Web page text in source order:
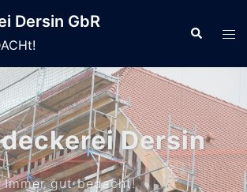
Dersin GbR
Unser Team
Kompetent für Sie da!